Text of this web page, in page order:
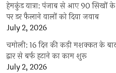
हेमकुंड यात्रा: पंजाब से आए 90 सिखों के
पर डर फैलाने वालों को दिया जवाब
July 2, 2026
चमोली: 16 दिन की कड़ी मशक्कत के
द्वार से बर्फ हटाने का काम शुरू
July 2, 2026